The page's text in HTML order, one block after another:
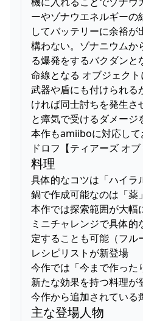
ーやゾナウエネルギー
してバッテリーに余裕
構わない。ゾナニウムか
る爆発をするバクダン
命線となる オブジェク
武器や盾にも付けられる
ければ同士討ちを発生
と瘴気で受けるダメー
本作もamiiboに対応し
ドロフ【ティアーズ オ
料理
具体的なコツは「ハイラ
鍋で作成可能なのは「薬
本作では探索範囲が大幅
ミニチャレンジで具体
定することも可能（フ
レシピリストが新登場
今作では「今まで作った
新たな効果を持つ料理が
今作から追加されている
主な登場人物